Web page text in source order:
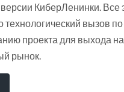
КиберЛенинки. Все
вызов по
проекта для выхода на
рынок.